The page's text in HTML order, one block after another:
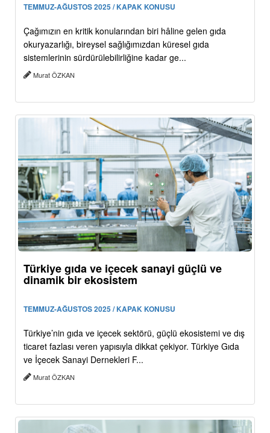
TEMMUZ-AĞUSTOS 2025 / KAPAK KONUSU
Çağımızın en kritik konularından biri hâline gelen gıda
okuryazarlığı, bireysel sağlığımızdan küresel gıda
sistemlerinin sürdürülebilirliğine kadar ge...
Murat ÖZKAN
Türkiye gıda ve içecek sanayi güçlü ve
dinamik bir ekosistem
TEMMUZ-AĞUSTOS 2025 / KAPAK KONUSU
Türkiye’nin gıda ve içecek sektörü, güçlü ekosistemi ve dış
ticaret fazlası veren yapısıyla dikkat çekiyor. Türkiye Gıda
ve İçecek Sanayi Dernekleri F...
Murat ÖZKAN